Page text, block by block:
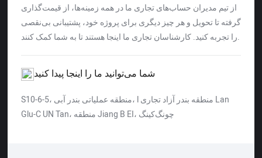
از تیم مدیران حساب‌های تجاری ما در همه زمینه‌ها، از قیمت‌گذاری
گرفته تا تحویل و هر چیز دیگری برای پروژه خود، پشتیبانی بی‌نقصی
را تجربه کنید. کارشناسان تجاری ما اینجا هستند تا به شما کمک کنند.
شما می‌توانید ما را اینجا پیدا کنید
S10-6-5، منطقه عملیاتی بندر آبی، l منطقه بندر آزاد تجاری Lan
Glu-C UN Tan، منطقه Jiang B EI، چونگ‌کینگ